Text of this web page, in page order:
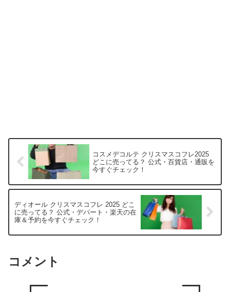
コスメデコルテ クリスマスコフレ2025
どこに売ってる？ 公式・百貨店・通販を
今すぐチェック！
ディオール クリスマスコフレ 2025 どこ
に売ってる？ 公式・デパート・楽天の在
庫＆予約を今すぐチェック！
コメント